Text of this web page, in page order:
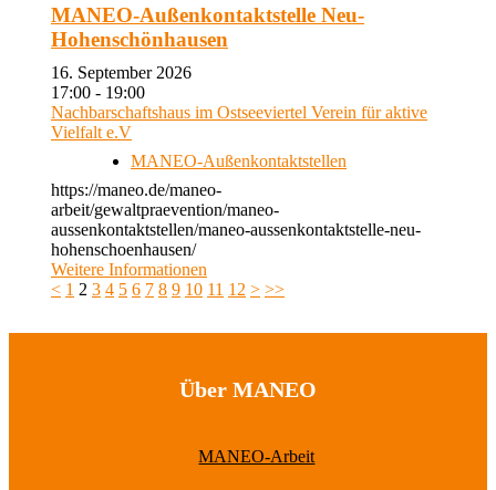
MANEO-Außenkontaktstelle Neu-
Hohenschönhausen
16. September 2026
17:00 - 19:00
Nachbarschaftshaus im Ostseeviertel Verein für aktive
Vielfalt e.V
MANEO-Außenkontaktstellen
https://maneo.de/maneo-
arbeit/gewaltpraevention/maneo-
aussenkontaktstellen/maneo-aussenkontaktstelle-neu-
hohenschoenhausen/
Weitere Informationen
< 1 2 3 4 5 6 7 8 9 10 11 12 > >>
Über MANEO
MANEO-Arbeit